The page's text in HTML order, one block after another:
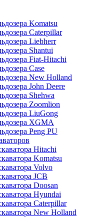
Komatsu
Caterpillar
Liebherr
Shantui
Fiat-Hitachi
Case
New Holland
John Deere
Shehwa
Zoomlion
LiuGong
XGMA
Peng PU
Hitachi
Komatsu
Volvo
JCB
Doosan
Hyundai
Caterpillar
New Holland